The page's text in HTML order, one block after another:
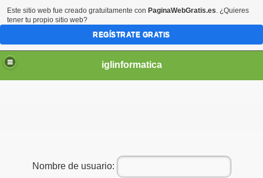
iglinformatica
Nombre de usuario:
Este sitio web fue creado gratuitamente con PaginaWebGratis.es. ¿Quieres
tener tu propio sitio web?
REGÍSTRATE GRATIS